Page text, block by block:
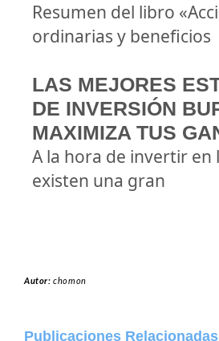
Resumen del libro
ordinarias y beneficios
LAS MEJORES
DE INVERSIÓN
MAXIMIZA TUS
A la hora de invertir en
existen una gran
Autor:chomon
Publicaciones